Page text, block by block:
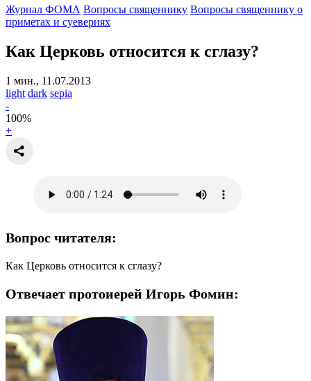
Журнал ФОМА Вопросы священнику Вопросы священнику о
приметах и суевериях
Как Церковь относится к сглазу?
1 мин., 11.07.2013
light dark sepia
-
100%
+
Вопрос читателя:
Как Церковь относится к сглазу?
Отвечает протоиерей Игорь Фомин: